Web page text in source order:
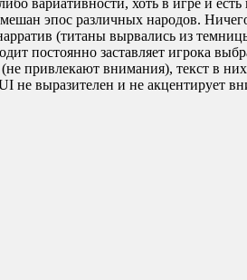
эпос различных народов.
(титаны вырвались из
постоянно заставляет игрока
привлекают внимания), текст в
не выразителен и не акцентирует